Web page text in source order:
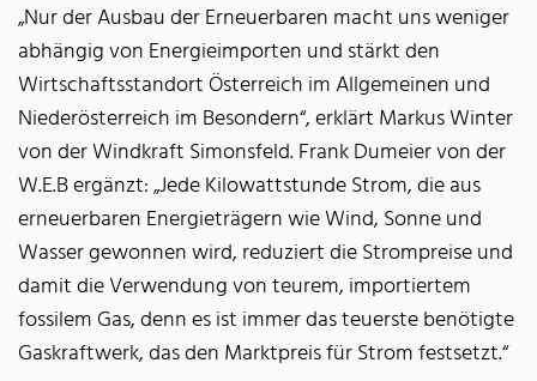
„Nur der Ausbau der Erneuerbaren macht uns weniger
abhängig von Energieimporten und stärkt den
Wirtschaftsstandort Österreich im Allgemeinen und
Niederösterreich im Besondern“, erklärt Markus Winter
von der Windkraft Simonsfeld. Frank Dumeier von der
W.E.B ergänzt: „Jede Kilowattstunde Strom, die aus
erneuerbaren Energieträgern wie Wind, Sonne und
Wasser gewonnen wird, reduziert die Strompreise und
damit die Verwendung von teurem, importiertem
fossilem Gas, denn es ist immer das teuerste benötigte
Gaskraftwerk, das den Marktpreis für Strom festsetzt.“